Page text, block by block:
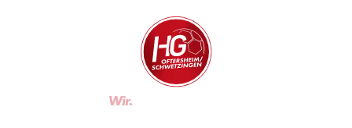
Zur Startseite
Wir.